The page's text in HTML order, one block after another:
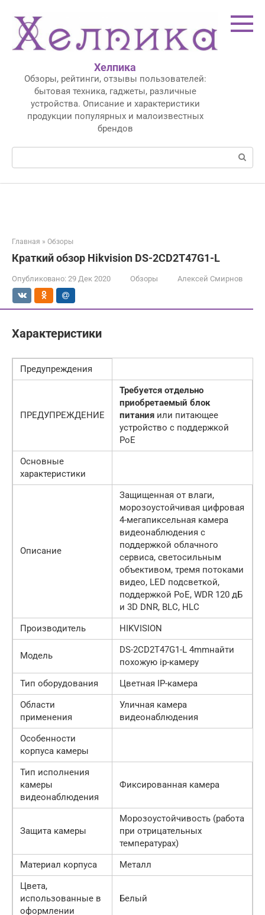
контенту
Хелпика
Обзоры, рейтинги, отзывы пользователей:
бытовая техника, гаджеты, различные
устройства. Описание и характеристики
продукции популярных и малоизвестных
брендов
Поиск:
Главная » Обзоры
Краткий обзор Hikvision DS-2CD2T47G1-L
Опубликовано: 29 Дек 2020 Обзоры Алексей Смирнов
Характеристики
Предупреждения
ПРЕДУПРЕЖДЕНИЕ
Требуется отдельно
приобретаемый блок
питания или питающее
устройство с поддержкой
PoE
Основные
характеристики
Описание
Защищенная от влаги,
морозоустойчивая цифровая
4-мегапиксельная камера
видеонаблюдения с
поддержкой облачного
сервиса, светосильным
объективом, тремя потоками
видео, LED подсветкой,
поддержкой PoE, WDR 120 дБ
и 3D DNR, BLC, HLC
Производитель
HIKVISION
Модель
DS-2CD2T47G1-L 4mmнайти
похожую ip-камеру
Тип оборудования
Цветная IP-камера
Области
применения
Уличная камера
видеонаблюдения
Особенности
корпуса камеры
Тип исполнения
камеры
видеонаблюдения
Фиксированная камера
Защита камеры
Морозоустойчивость (работа
при отрицательных
температурах)
Материал корпуса
Металл
Цвета,
использованные в
оформлении
Белый